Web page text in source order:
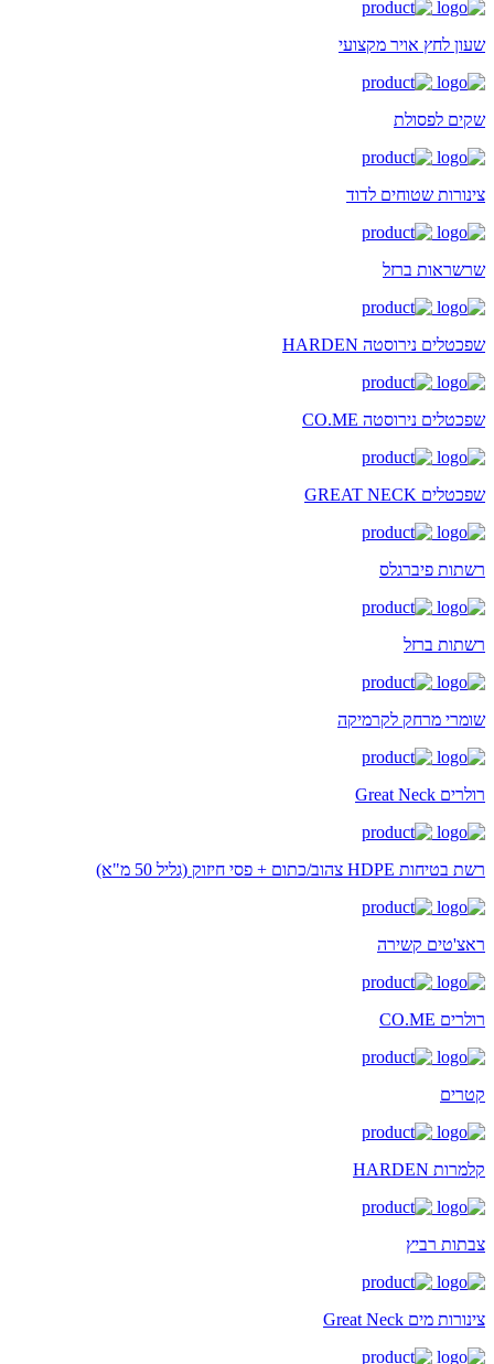
שעון לחץ אויר מקצועי
שקים לפסולת
צינורות שטוחים לדוד
שרשראות ברזל
שפכטלים נירוסטה HARDEN
שפכטלים נירוסטה CO.ME
שפכטלים GREAT NECK
רשתות פיברגלס
רשתות ברזל
שומרי מרחק לקרמיקה
רולרים Great Neck
רשת בטיחות HDPE צהוב/כתום + פסי חיזוק (גליל 50 מ"א)
ראצ'טים קשירה
רולרים CO.ME
קטרים
קלמרות HARDEN
צבתות רביץ
צינורות מים Great Neck